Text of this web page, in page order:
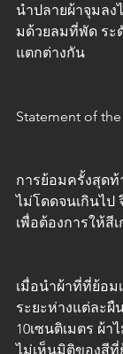
นำปลายผ้าจุมล
มด้วยลมที่พัด ระ
แตกต่างกัน
Statement of
การย้อมครั้งสุด
ไม่โดดจนเกินไป
เพื่อต้องการให้สี
เมื่อนำผ้าที่ที่ย้อ
ระยะห่างแต่ละ
10เซนติเมตร ผ้า
ไม่เห็นมิติของสี